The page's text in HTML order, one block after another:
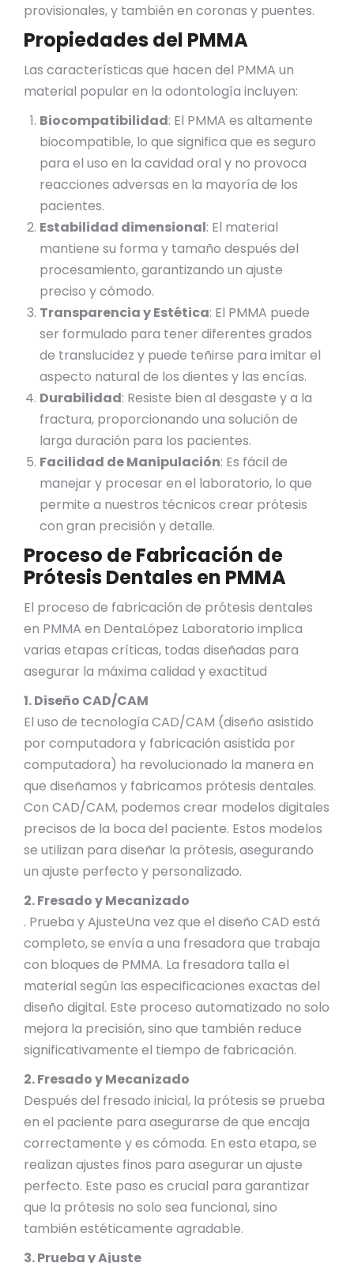
provisionales, y también en coronas y puentes.
Propiedades del PMMA
Las características que hacen del PMMA un
material popular en la odontología incluyen:
Biocompatibilidad: El PMMA es altamente
biocompatible, lo que significa que es seguro
para el uso en la cavidad oral y no provoca
reacciones adversas en la mayoría de los
pacientes.
Estabilidad dimensional: El material
mantiene su forma y tamaño después del
procesamiento, garantizando un ajuste
preciso y cómodo.
Transparencia y Estética: El PMMA puede
ser formulado para tener diferentes grados
de translucidez y puede teñirse para imitar el
aspecto natural de los dientes y las encías.
Durabilidad: Resiste bien al desgaste y a la
fractura, proporcionando una solución de
larga duración para los pacientes.
Facilidad de Manipulación: Es fácil de
manejar y procesar en el laboratorio, lo que
permite a nuestros técnicos crear prótesis
con gran precisión y detalle.
Proceso de Fabricación de
Prótesis Dentales en PMMA
El proceso de fabricación de prótesis dentales
en PMMA en DentaLópez Laboratorio implica
varias etapas críticas, todas diseñadas para
asegurar la máxima calidad y exactitud
1. Diseño CAD/CAM
El uso de tecnología CAD/CAM (diseño asistido
por computadora y fabricación asistida por
computadora) ha revolucionado la manera en
que diseñamos y fabricamos prótesis dentales.
Con CAD/CAM, podemos crear modelos digitales
precisos de la boca del paciente. Estos modelos
se utilizan para diseñar la prótesis, asegurando
un ajuste perfecto y personalizado.
2. Fresado y Mecanizado
. Prueba y AjusteUna vez que el diseño CAD está
completo, se envía a una fresadora que trabaja
con bloques de PMMA. La fresadora talla el
material según las especificaciones exactas del
diseño digital. Este proceso automatizado no solo
mejora la precisión, sino que también reduce
significativamente el tiempo de fabricación.
2. Fresado y Mecanizado
Después del fresado inicial, la prótesis se prueba
en el paciente para asegurarse de que encaja
correctamente y es cómoda. En esta etapa, se
realizan ajustes finos para asegurar un ajuste
perfecto. Este paso es crucial para garantizar
que la prótesis no solo sea funcional, sino
también estéticamente agradable.
3. Prueba y Ajuste